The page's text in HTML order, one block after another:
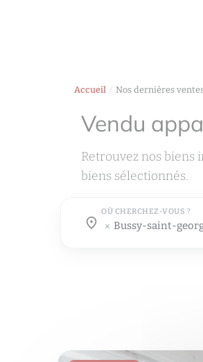
Accueil Nos dernières
Vendu
Retrouvez nos biens
biens sélectionnés.
OÙ CHERCHEZ-VOUS ?
Où cherchez-vous ?
bussy-saint-
Où cherchez-vous ?